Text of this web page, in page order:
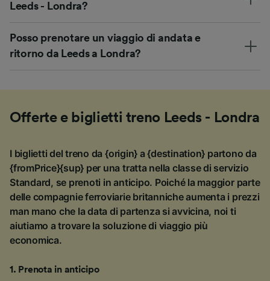
Leeds - Londra?
Posso prenotare un viaggio di andata e
ritorno da Leeds a Londra?
Offerte e biglietti treno Leeds - Londra
I biglietti del treno da {origin} a {destination} partono da
{fromPrice}{sup} per una tratta nella classe di servizio
Standard, se prenoti in anticipo. Poiché la maggior parte
delle compagnie ferroviarie britanniche aumenta i prezzi
man mano che la data di partenza si avvicina, noi ti
aiutiamo a trovare la soluzione di viaggio più
economica.
1 . Prenota in anticipo